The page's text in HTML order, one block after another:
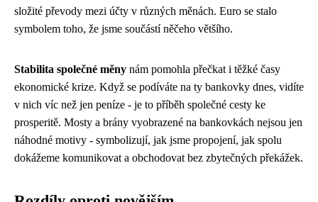
složité převody mezi účty v různých měnách. Euro se stalo
symbolem toho, že jsme součástí něčeho většího.
Stabilita společné měny nám pomohla přečkat i těžké časy
ekonomické krize. Když se podíváte na ty bankovky dnes, vidíte
v nich víc než jen peníze - je to příběh společné cesty ke
prosperitě. Mosty a brány vyobrazené na bankovkách nejsou jen
náhodné motivy - symbolizují, jak jsme propojení, jak spolu
dokážeme komunikovat a obchodovat bez zbytečných překážek.